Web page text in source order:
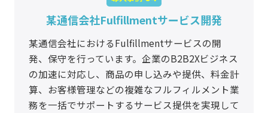
某通信会社Fulfillmentサービス開発
某通信会社におけるFulfillmentサービスの開
発、保守を行っています。企業のB2B2Xビジネス
の加速に対応し、商品の申し込みや提供、料金計
算、お客様管理などの複雑なフルフィルメント業
務を一括でサポートするサービス提供を実現して